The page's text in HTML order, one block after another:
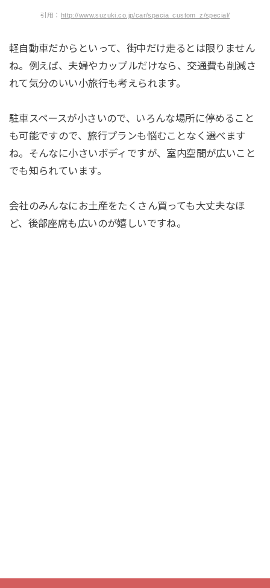
引用： http://www.suzuki.co.jp/car/spacia_custom_z/special/
軽自動車だからといって、街中だけ走るとは限りません
ね。例えば、夫婦やカップルだけなら、交通費も削減さ
れて気分のいい小旅行も考えられます。
駐車スペースが小さいので、いろんな場所に停めること
も可能ですので、旅行プランも悩むことなく選べます
ね。そんなに小さいボディですが、室内空間が広いこと
でも知られています。
会社のみんなにお土産をたくさん買っても大丈夫なほ
ど、後部座席も広いのが嬉しいですね。